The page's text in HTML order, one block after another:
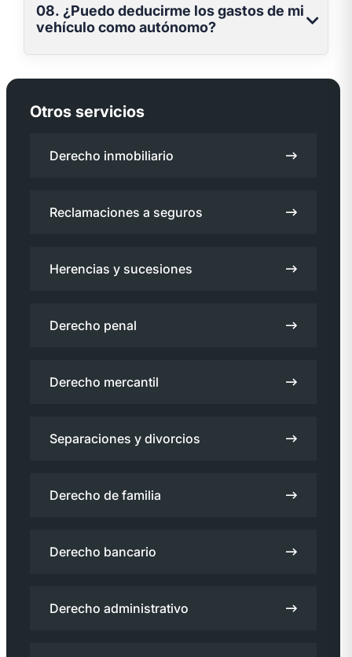
08. ¿Puedo deducirme los gastos de mi
vehículo como autónomo?
Otros servicios
Derecho inmobiliario
Reclamaciones a seguros
Herencias y sucesiones
Derecho penal
Derecho mercantil
Separaciones y divorcios
Derecho de familia
Derecho bancario
Derecho administrativo